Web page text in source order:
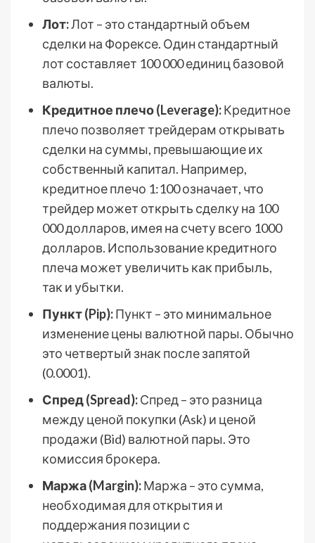
Лот:Лот – это стандартный объем
сделки на Форексе. Один стандартный
лот составляет 100 000 единиц базовой
валюты.
Кредитное плечо (Leverage):Кредитное
плечо позволяет трейдерам открывать
сделки на суммы, превышающие их
собственный капитал. Например,
кредитное плечо 1:100 означает, что
трейдер может открыть сделку на 100
000 долларов, имея на счету всего 1000
долларов. Использование кредитного
плеча может увеличить как прибыль,
так и убытки.
Пункт (Pip):Пункт – это минимальное
изменение цены валютной пары. Обычно
это четвертый знак после запятой
(0.0001).
Спред (Spread):Спред – это разница
между ценой покупки (Ask) и ценой
продажи (Bid) валютной пары. Это
комиссия брокера.
Маржа (Margin):Маржа – это сумма,
необходимая для открытия и
поддержания позиции с